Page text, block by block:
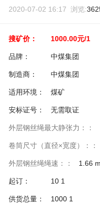
2020-07-02 16:17 浏览:
搜矿价： 1000.00元/1
品牌： 中煤集团
制造商： 中煤集团
适用环境： 煤矿
安标证号： 无需取证
外层钢丝绳最大静张力：：
卷筒尺寸（直径×宽度）：：
外层钢丝绳绳速：： 1.66
起订： 10 1
供货总量： 1000 1